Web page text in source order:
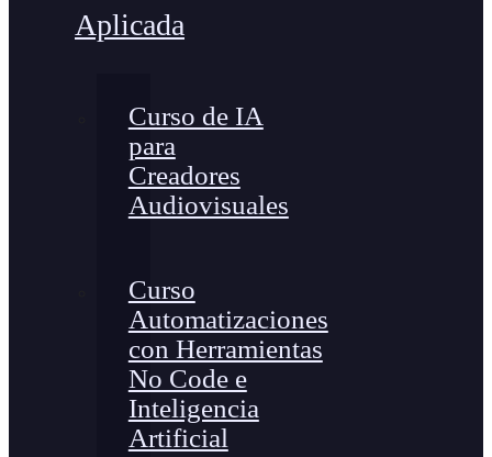
Aplicada
Curso de IA
para
Creadores
Audiovisuales
Curso
Automatizaciones
con Herramientas
No Code e
Inteligencia
Artificial